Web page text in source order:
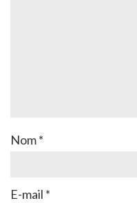
Nom*
E-mail *